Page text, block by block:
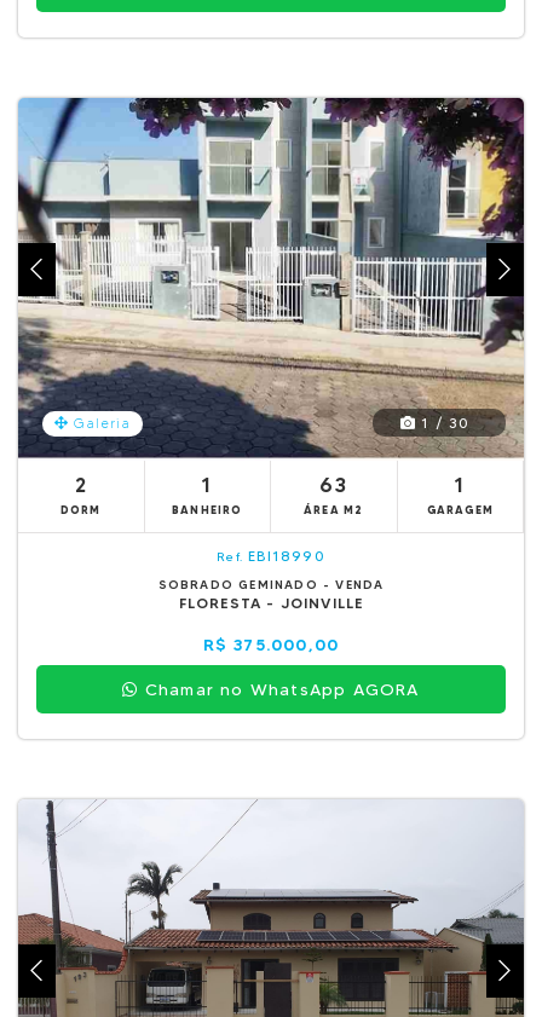
Galeria 1 / 30
2
DORM
1
BANHEIRO
63
ÁREA M2
1
GARAGEM
Ref. EBI18990
SOBRADO GEMINADO - VENDA
FLORESTA - JOINVILLE
R$ 375.000,00
Chamar no WhatsApp AGORA